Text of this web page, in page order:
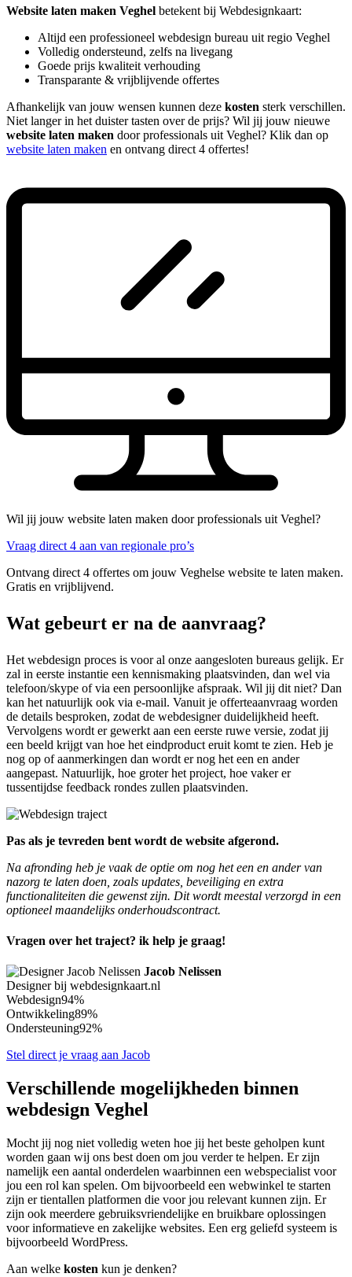
Website laten maken Veghel betekent bij Webdesignkaart:
Altijd een professioneel webdesign bureau uit regio Veghel
Volledig ondersteund, zelfs na livegang
Goede prijs kwaliteit verhouding
Transparante & vrijblijvende offertes
Afhankelijk van jouw wensen kunnen deze kosten sterk verschillen.
Niet langer in het duister tasten over de prijs? Wil jij jouw nieuwe
website laten maken door professionals uit Veghel? Klik dan op
website laten maken en ontvang direct 4 offertes!
Wil jij jouw website laten maken door professionals uit Veghel?
Vraag direct 4 aan van regionale pro’s
Ontvang direct 4 offertes om jouw Veghelse website te laten maken.
Gratis en vrijblijvend.
Wat gebeurt er na de aanvraag?
Het webdesign proces is voor al onze aangesloten bureaus gelijk. Er
zal in eerste instantie een kennismaking plaatsvinden, dan wel via
telefoon/skype of via een persoonlijke afspraak. Wil jij dit niet? Dan
kan het natuurlijk ook via e-mail. Vanuit je offerteaanvraag worden
de details besproken, zodat de webdesigner duidelijkheid heeft.
Vervolgens wordt er gewerkt aan een eerste ruwe versie, zodat jij
een beeld krijgt van hoe het eindproduct eruit komt te zien. Heb je
nog op of aanmerkingen dan wordt er nog het een en ander
aangepast. Natuurlijk, hoe groter het project, hoe vaker er
tussentijdse feedback rondes zullen plaatsvinden.
Pas als je tevreden bent wordt de website afgerond.
Na afronding heb je vaak de optie om nog het een en ander van
nazorg te laten doen, zoals updates, beveiliging en extra
functionaliteiten die gewenst zijn. Dit wordt meestal verzorgd in een
optioneel maandelijks onderhoudscontract.
Vragen over het traject? ik help je graag!
Jacob Nelissen
Designer bij webdesignkaart.nl
Webdesign94%
Ontwikkeling89%
Ondersteuning92%
Stel direct je vraag aan Jacob
Verschillende mogelijkheden binnen
webdesign Veghel
Mocht jij nog niet volledig weten hoe jij het beste geholpen kunt
worden gaan wij ons best doen om jou verder te helpen. Er zijn
namelijk een aantal onderdelen waarbinnen een webspecialist voor
jou een rol kan spelen. Om bijvoorbeeld een webwinkel te starten
zijn er tientallen platformen die voor jou relevant kunnen zijn. Er
zijn ook meerdere gebruiksvriendelijke en bruikbare oplossingen
voor informatieve en zakelijke websites. Een erg geliefd systeem is
bijvoorbeeld WordPress.
Aan welke kosten kun je denken?